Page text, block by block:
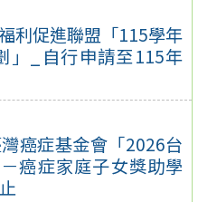
利促進聯盟「115學年
」_自行申請至115年
癌症基金會「2026台
癌症家庭子女獎助學